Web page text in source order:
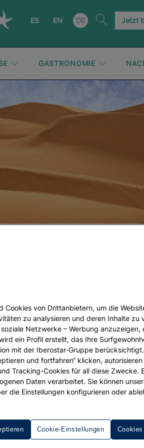
ES EN DE Jetzt
GASTRONOMIE
REISEZIELE
Marokko:
Erlebnisse
Monat
Cookies von Drittanbietern, um die
zu analysieren und deren Inhalte zu
Netzwerke – Werbung anzuzeigen,
ein Profil erstellt, das Ihre
mit der Iberostar-Gruppe berücksichtigt.
und fortfahren“ klicken, autorisieren
Tracking-Cookies für all diese Zwecke.
Daten verarbeitet. Sie können
die Einstellungen konfigurieren oder
Cookie-Einstellungen